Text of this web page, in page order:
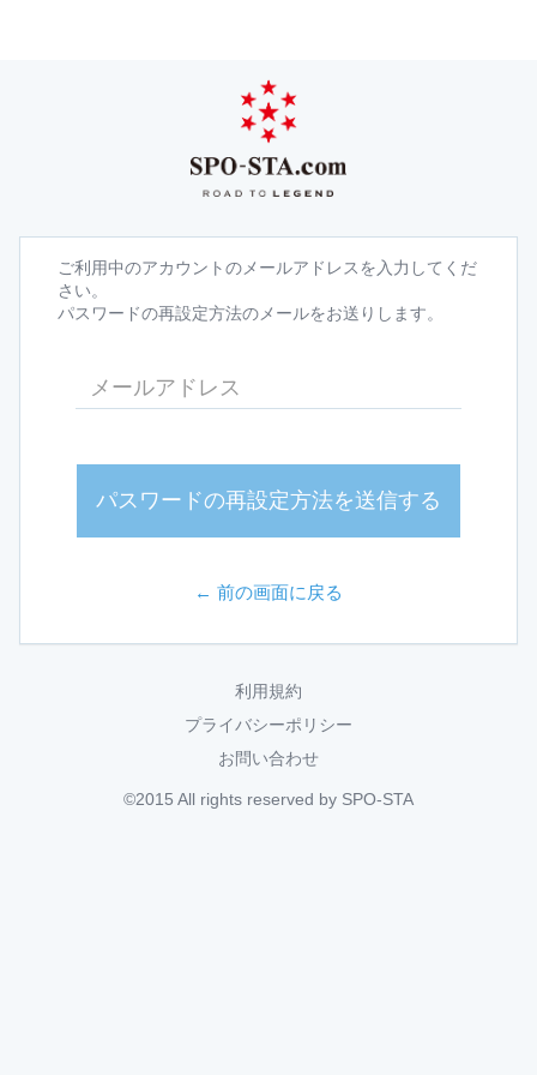
ご利用中のアカウントのメールアドレスを入力してくだ
さい。
パスワードの再設定方法のメールをお送りします。
パスワードの再設定方法を送信する
← 前の画面に戻る
利用規約
プライバシーポリシー
お問い合わせ
©2015 All rights reserved by SPO-STA